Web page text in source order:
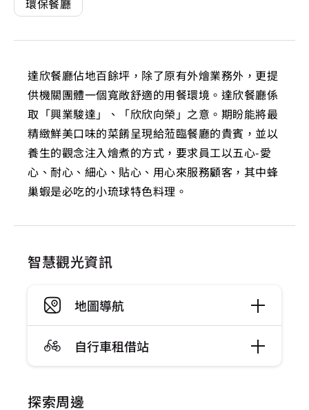
環保餐廳
達欣餐廳佔地百餘坪，除了原有外燴業務外，更提
供機關團體一個寬敞舒適的用餐環境。達欣餐廳係
取「興業駿達」、「欣欣向榮」之意。期盼能將最
精緻鮮美口味的菜餚呈現給蒞臨餐廳的貴賓，並以
養生的觀念注入燴煮的方式，要求員工以五心-愛
心、耐心、細心、貼心、用心來服務顧客，其中蜂
巢蝦是必吃的小琉球特色料理。
智慧觀光資訊
地圖導航
自行車租借站
探索周邊